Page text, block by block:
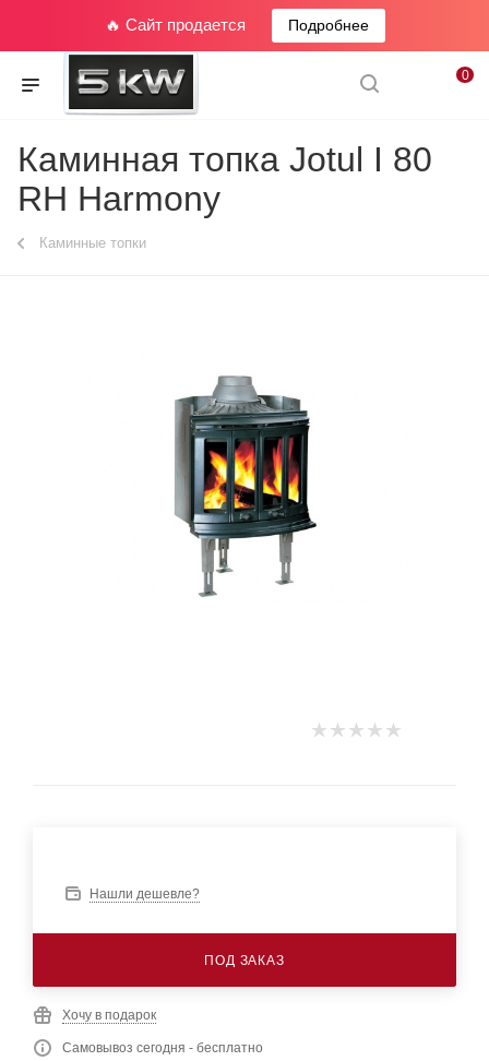
🔥 Сайт продается Подробнее
0
Каминная топка Jotul I 80
RH Harmony
Каминные топки
Нашли дешевле?
ПОД ЗАКАЗ
Хочу в подарок
Самовывоз сегодня - бесплатно